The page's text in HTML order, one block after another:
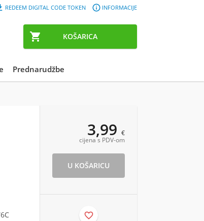
 KOŠARICA
 INFORMACIJE
REDEEM DIGITAL CODE TOKEN
Prednarudžbe
3,99 €
cijena s PDV-om
